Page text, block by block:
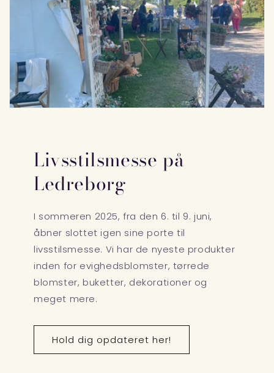
Livsstilsmesse på
Ledreborg
I sommeren 2025, fra den 6. til 9. juni,
åbner slottet igen sine porte til
livsstilsmesse. Vi har de nyeste produkter
inden for evighedsblomster, tørrede
blomster, buketter, dekorationer og
meget mere.
Hold dig opdateret her!